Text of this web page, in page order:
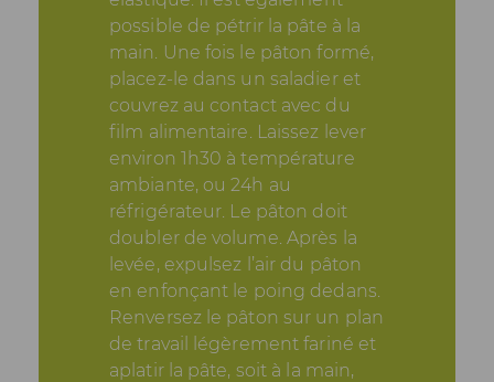
possible de pétrir la pâte à la
main. Une fois le pâton formé,
placez-le dans un saladier et
couvrez au contact avec du
film alimentaire. Laissez lever
environ 1h30 à température
ambiante, ou 24h au
réfrigérateur. Le pâton doit
doubler de volume. Après la
levée, expulsez l’air du pâton
en enfonçant le poing dedans.
Renversez le pâton sur un plan
de travail légèrement fariné et
aplatir la pâte, soit à la main,